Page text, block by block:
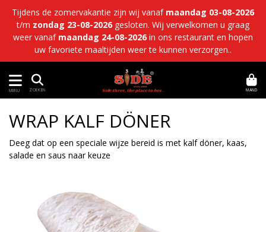
Tijdens de zomervakantie zijn wij vanaf maandag 03-08-2026
t/m zondag 23-08-2026 gesloten. Wij verwelkomen u graag
weer vanaf maandag 24-08-2026 in ons restaurant en hopen
uw favoriete maaltijden weer te kunnen verzorgen..
MENU ZOEKEN MAND
WRAP KALF DÖNER
Deeg dat op een speciale wijze bereid is met kalf döner, kaas,
salade en saus naar keuze